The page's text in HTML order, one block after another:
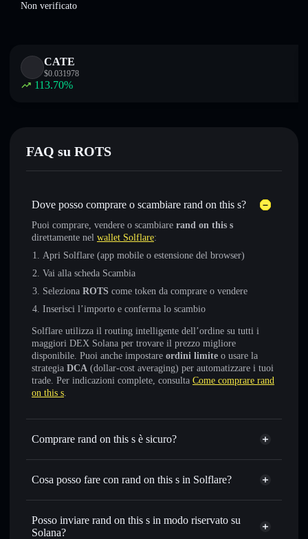
Non verificato
CATE
$0.031978
113.70%
FAQ su ROTS
Dove posso comprare o scambiare rand on this s?
Puoi comprare, vendere o scambiare rand on this s
direttamente nel wallet Solflare:
Apri Solflare (app mobile o estensione del browser)
Vai alla scheda Scambia
Seleziona ROTS come token da comprare o vendere
Inserisci l’importo e conferma lo scambio
Solflare utilizza il routing intelligente dell’ordine su tutti i
maggiori DEX Solana per trovare il prezzo migliore
disponibile. Puoi anche impostare ordini limite o usare la
strategia DCA (dollar-cost averaging) per automatizzare i tuoi
trade. Per indicazioni complete, consulta Come comprare rand
on this s.
Comprare rand on this s è sicuro?
rand on this s non è verificato
Cosa posso fare con rand on this s in Solflare?
rand on this s
wallet Solflare
Scambiare istantaneamente— scambia ROTS in SOL,
USDC o in migliaia di altri token Solana al prezzo migliore
Posso inviare rand on this s in modo riservato su
Solana?